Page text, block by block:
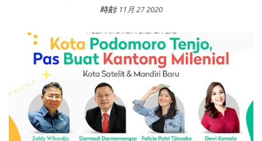
時刻: 11月 27 2020
Rumah Murah di Kota Podomoro Tenjo untuk Kaum Milenial